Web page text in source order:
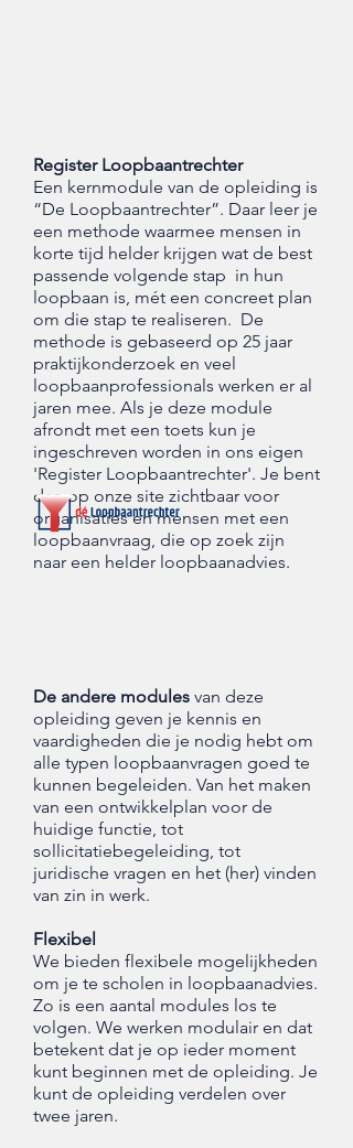
Register Loopbaantrechter
Een kernmodule van de opleiding is
“De Loopbaantrechter”. Daar leer je
een methode waarmee mensen in
korte tijd helder krijgen wat de best
passende volgende stap in hun
loopbaan is, mét een concreet plan
om die stap te realiseren. De
methode is gebaseerd op 25 jaar
praktijkonderzoek en veel
loopbaanprofessionals werken er al
jaren mee. Als je deze module
afrondt met een toets kun je
ingeschreven worden in ons eigen
'Register Loopbaantrechter'. Je bent
dan op onze site zichtbaar voor
organisaties en mensen met een
loopbaanvraag, die op zoek zijn
naar een helder loopbaanadvies.
De andere modules van deze
opleiding geven je kennis en
vaardigheden die je nodig hebt om
alle typen loopbaanvragen goed te
kunnen begeleiden. Van het maken
van een ontwikkelplan voor de
huidige functie, tot
sollicitatiebegeleiding, tot
juridische vragen en het (her) vinden
van zin in werk.
Flexibel
We bieden flexibele mogelijkheden
om je te scholen in loopbaanadvies.
Zo is een aantal modules los te
volgen. We werken modulair en dat
betekent dat je op ieder moment
kunt beginnen met de opleiding. Je
kunt de opleiding verdelen over
twee jaren.